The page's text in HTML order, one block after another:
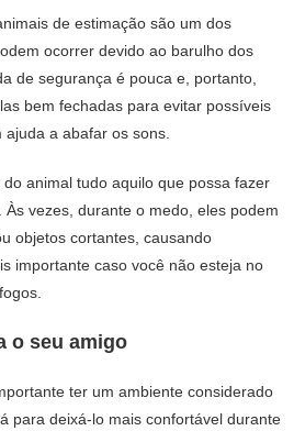
de estimação são um dos
ocorrer devido ao barulho dos
de segurança é pouca e, portanto,
bem fechadas para evitar possíveis
a abafar os sons.
animal tudo aquilo que possa fazer
vezes, durante o medo, eles podem
objetos cortantes, causando
importante caso você não esteja no
o seu amigo
ter um ambiente considerado
para deixá-lo mais confortável durante